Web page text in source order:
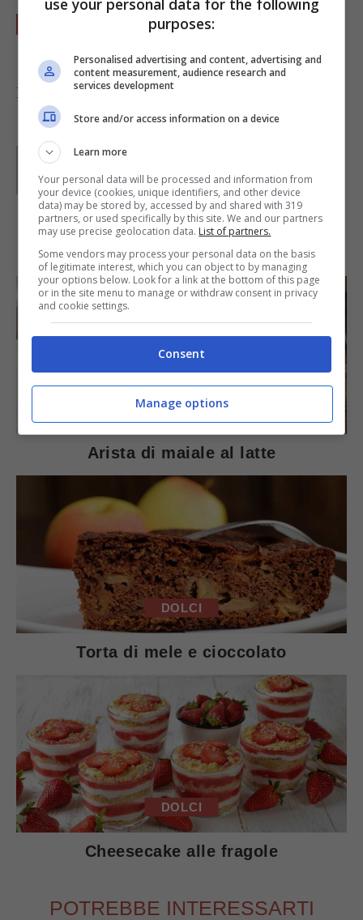
Prima di servire guarnite con gli
Foto di Caroline Hadilaksono
Parole diWaly
IN PRIMO PIANO
SECONDI PIATTI
Arista di maiale al latte
DOLCI
Torta di mele e cioccolato
DOLCI
Cheesecake alle fragole
POTREBBE INTERESSARTI
use your personal data for the following
purposes:
Personalised advertising and content, advertising and
content measurement, audience research and
services development
Store and/or access information on a device
Learn more
Your personal data will be processed and information from
your device (cookies, unique identifiers, and other device
data) may be stored by, accessed by and shared with 319
partners, or used specifically by this site. We and our partners
may use precise geolocation data. List of partners.
Some vendors may process your personal data on the basis
of legitimate interest, which you can object to by managing
your options below. Look for a link at the bottom of this page
or in the site menu to manage or withdraw consent in privacy
and cookie settings.
Consent
Manage options